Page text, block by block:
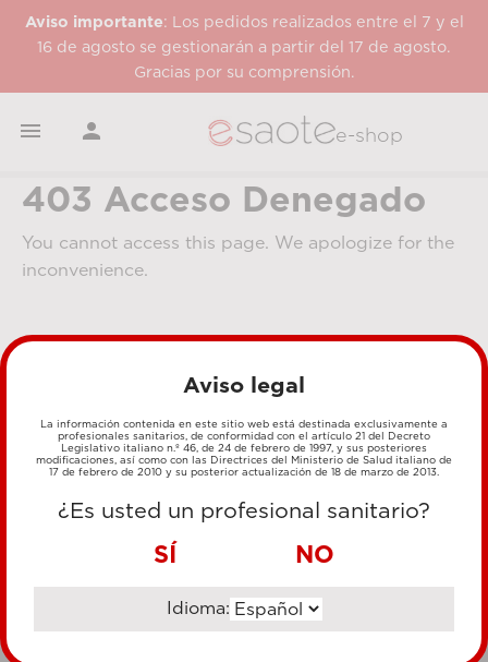
Aviso importante: Los pedidos realizados entre el 7 y el
16 de agosto se gestionarán a partir del 17 de agosto.
Gracias por su comprensión.
  e-shop
403 Acceso Denegado
You cannot access this page. We apologize for the
inconvenience.
MÉTODOS DE PAGO
TRANSFERENCIA BANCARIA
Aviso legal
La información contenida en este sitio web está destinada exclusivamente a
profesionales sanitarios, de conformidad con el artículo 21 del Decreto
Legislativo italiano n.º 46, de 24 de febrero de 1997, y sus posteriores
modificaciones, así como con las Directrices del Ministerio de Salud italiano de
17 de febrero de 2010 y su posterior actualización de 18 de marzo de 2013.
¿Es usted un profesional sanitario?
SÍ NO
Idioma: